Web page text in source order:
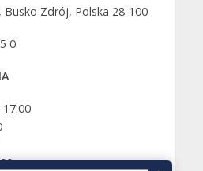
Busko Zdrój, Polska 28-100
0
17:00